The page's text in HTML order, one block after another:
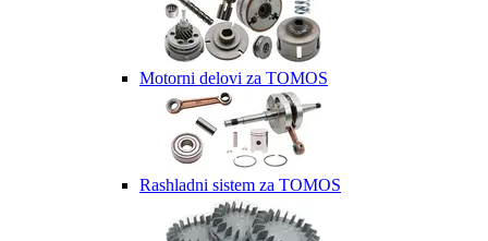
Motorni delovi za TOMOS
Rashladni sistem za TOMOS